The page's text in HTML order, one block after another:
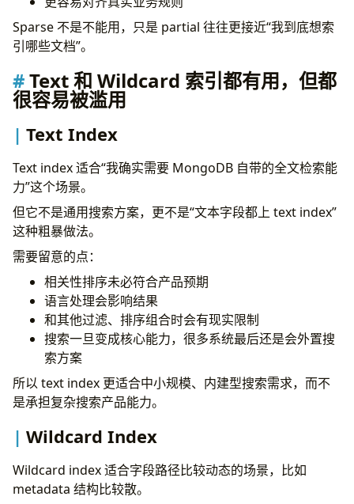
Sparse 不是不能用，只是 partial 往往更接近“我到底想索
引哪些文档”。
Text 和 Wildcard 索引都有用，但都
很容易被滥用
Text Index
Text index 适合“我确实需要 MongoDB 自带的全文检索能
力”这个场景。
但它不是通用搜索方案，更不是“文本字段都上 text index”
这种粗暴做法。
需要留意的点：
相关性排序未必符合产品预期
语言处理会影响结果
和其他过滤、排序组合时会有现实限制
搜索一旦变成核心能力，很多系统最后还是会外置搜
索方案
所以 text index 更适合中小规模、内建型搜索需求，而不
是承担复杂搜索产品能力。
Wildcard Index
Wildcard index 适合字段路径比较动态的场景，比如
metadata 结构比较散。